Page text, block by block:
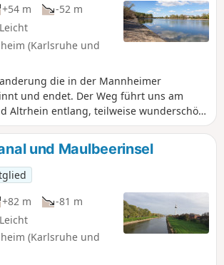
+54 m
-52 m
Leicht
(Karlsruhe und
die in der Mannheimer
und endet. Der Weg führt uns am
Altrhein entlang, teilweise wunderschön
den Wald. Der letzte Teil der Tour
Industriekulturweg -
reizvoll, doch es lohnt sich, hier
um in aller Ruhe die beschriebenen
lesen zu können.
und Maulbeerinsel
+82 m
-81 m
Leicht
(Karlsruhe und